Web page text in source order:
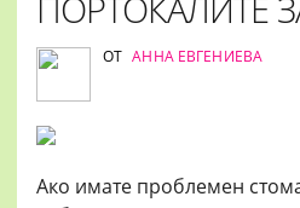
ОТ АННА ЕВГЕНИЕВА
Ако имате проблемен